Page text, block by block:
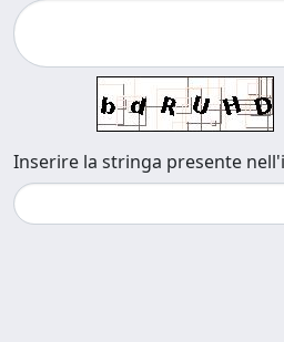
Inserire la stringa presente